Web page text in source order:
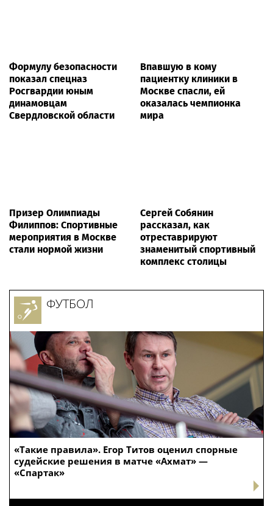
Формулу безопасности
показал спецназ
Росгвардии юным
динамовцам
Свердловской области
Впавшую в кому
пациентку клиники в
Москве спасли, ей
оказалась чемпионка
мира
Призер Олимпиады
Филиппов: Спортивные
мероприятия в Москве
стали нормой жизни
Сергей Собянин
рассказал, как
отреставрируют
знаменитый спортивный
комплекс столицы
«Такие правила». Егор Титов оценил спорные
судейские решения в матче «Ахмат» —
«Спартак»
ФУТБОЛ